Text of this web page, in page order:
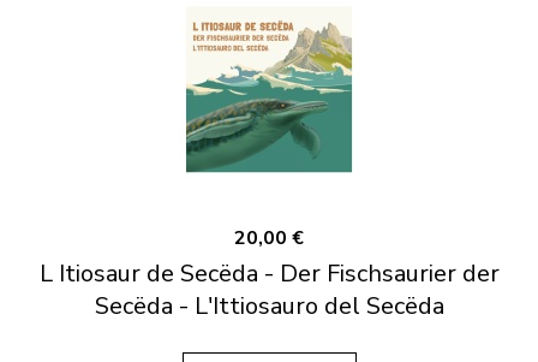
20,00 €
L Itiosaur de Secëda - Der Fischsaurier der
Secëda - L'Ittiosauro del Secëda